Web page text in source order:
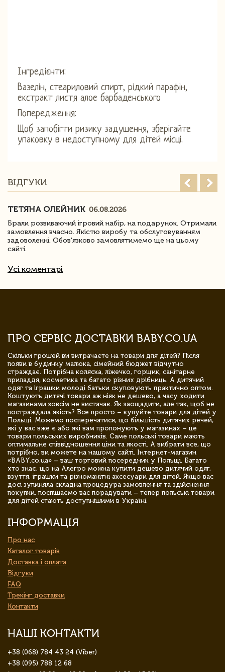
Інгредієнти:
Вазелін, стеариловий спирт, рідкий парафін,
екстракт листя алое барбаденського
Попередження:
Щоб запобігти ризику задушення, зберігайте
упаковку в недоступному для дітей місці.
ВІДГУКИ
ТЕТЯНА ОЛЕЙНИК 06.08.2026
Брали розвиваючий ігровий набір, на подарунок. Отримали
замовлення вчасно. Якістю виробу та обслуговуванням
задоволенні. Обов'язково замовлятимемо ще на цьому
сайті.
Усі коментарі
ПРО СЕРВІС ДОСТАВКИ BABY.CO.UA
Скільки грошей ви витрачаєте на товари для дітей? Після
появи в будинку малюка, сімейний бюджет відчутно
страждає. Потрібна коляска, ліжечко, горщик, санітарне
приладдя, косметика та багато різних дрібниць. А дитячий
одяг та іграшки молоді батьки скуповують практично оптом.
Коштують дитячі товари аж ніяк не дешево, а часу ходити
магазинами зовсім не вистачає. Як заощадити, але так, щоб не
постраждала якість? Все просто – купуйте товари для дітей у
Польщі. Можемо посперечатися, що більшість дитячих речей,
які у вас вже є або які вам пропонують у магазинах – це
товари польських виробників. Саме польські товари мають
оптимальне співвідношення ціни та якості. А вибрати все, що
потрібно, ви можете на нашому сайті. Інтернет-магазин
«BABY.co.ua» – ваш торговий посередник у Польщі. Багато
хто знає, що на Алегро можна купити дешево дитячий одяг,
взуття, іграшки та різноманітні аксесуари для дітей. Якщо вас
досі зупиняла складна процедура замовлення та здійснення
покупки, поспішаємо вас порадувати – тепер польські товари
для дітей стають доступнішими в Україні.
ІНФОРМАЦІЯ
Про нас
Каталог товарів
Доставка і оплата
Відгуки
FAQ
Трекінг доставки
Контакти
НАШІ КОНТАКТИ
+38 (068) 784 43 24 (Viber)
+38 (095) 788 12 68